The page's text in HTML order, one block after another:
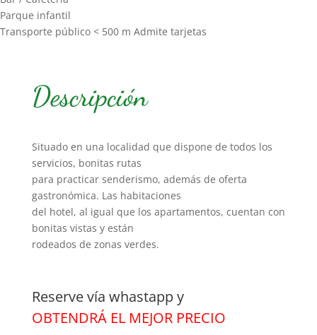
Parque infantil
Transporte público < 500 m Admite tarjetas
Descripción
Situado en una localidad que dispone de todos los
servicios, bonitas rutas
para practicar senderismo, además de oferta
gastronómica. Las habitaciones
del hotel, al igual que los apartamentos, cuentan con
bonitas vistas y están
rodeados de zonas verdes.
Reserve vía whastapp y
OBTENDRÁ EL MEJOR PRECIO